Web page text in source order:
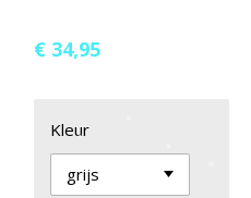
€ 34,95
Kleur